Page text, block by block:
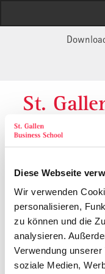
Diese Webseite
Wir verwenden
personalisieren,
zu können und die
analysieren.
Verwendung
soziale Medien,
St.
Business
Der von